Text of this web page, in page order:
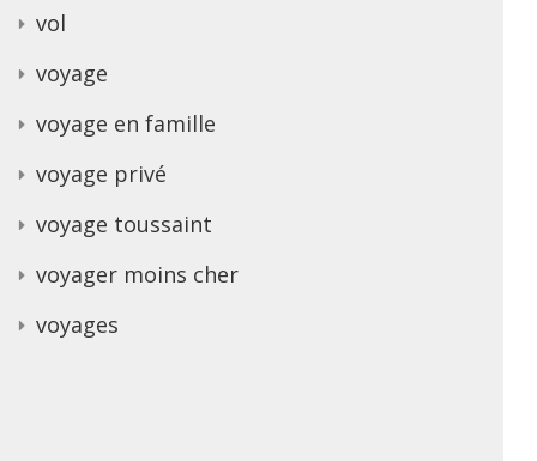
vol
voyage
voyage en famille
voyage privé
voyage toussaint
voyager moins cher
voyages